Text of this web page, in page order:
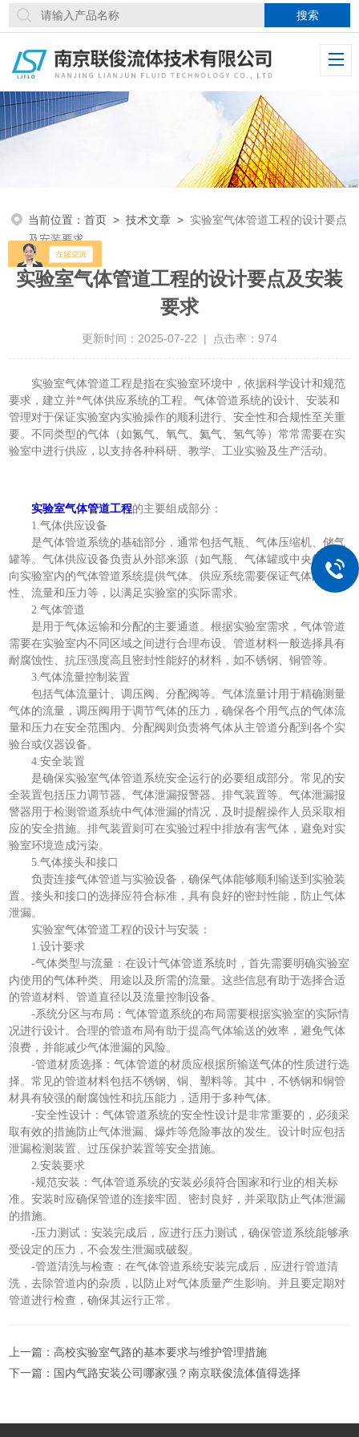
当前位置：首页 >技术文章 > 实验室气体管道工程的设计要点
及安装要求
实验室气体管道工程的设计要点及安装
要求
更新时间：2025-07-22 | 点击率：974
实验室气体管道工程是指在实验室环境中，依据科学设计和规范
要求，建立并*气体供应系统的工程。气体管道系统的设计、安装和
管理对于保证实验室内实验操作的顺利进行、安全性和合规性至关重
要。不同类型的气体（如氮气、氧气、氦气、氢气等）常常需要在实
验室中进行供应，以支持各种科研、教学、工业实验及生产活动。
实验室气体管道工程的主要组成部分：
1.气体供应设备
是气体管道系统的基础部分，通常包括气瓶、气体压缩机、储气
罐等。气体供应设备负责从外部来源（如气瓶、气体罐或中央气源）
向实验室内的气体管道系统提供气体。供应系统需要保证气体的稳定
性、流量和压力等，以满足实验室的实际需求。
2.气体管道
是用于气体运输和分配的主要通道。根据实验室需求，气体管道
需要在实验室内不同区域之间进行合理布设。管道材料一般选择具有
耐腐蚀性、抗压强度高且密封性能好的材料，如不锈钢、铜管等。
3.气体流量控制装置
包括气体流量计、调压阀、分配阀等。气体流量计用于精确测量
气体的流量，调压阀用于调节气体的压力，确保各个用气点的气体流
量和压力在安全范围内。分配阀则负责将气体从主管道分配到各个实
验台或仪器设备。
4.安全装置
是确保实验室气体管道系统安全运行的必要组成部分。常见的安
全装置包括压力调节器、气体泄漏报警器、排气装置等。气体泄漏报
警器用于检测管道系统中气体泄漏的情况，及时提醒操作人员采取相
应的安全措施。排气装置则可在实验过程中排放有害气体，避免对实
验室环境造成污染。
5.气体接头和接口
负责连接气体管道与实验设备，确保气体能够顺利输送到实验装
置。接头和接口的选择应符合标准，具有良好的密封性能，防止气体
泄漏。
实验室气体管道工程的设计与安装：
1.设计要求
-气体类型与流量：在设计气体管道系统时，首先需要明确实验室
内使用的气体种类、用途以及所需的流量。这些信息有助于选择合适
的管道材料、管道直径以及流量控制设备。
-系统分区与布局：气体管道系统的布局需要根据实验室的实际情
况进行设计。合理的管道布局有助于提高气体输送的效率，避免气体
浪费，并能减少气体泄漏的风险。
-管道材质选择：气体管道的材质应根据所输送气体的性质进行选
择。常见的管道材料包括不锈钢、铜、塑料等。其中，不锈钢和铜管
材具有较强的耐腐蚀性和抗压能力，适用于多种气体。
-安全性设计：气体管道系统的安全性设计是非常重要的，必须采
取有效的措施防止气体泄漏、爆炸等危险事故的发生。设计时应包括
泄漏检测装置、过压保护装置等安全措施。
2.安装要求
-规范安装：气体管道系统的安装必须符合国家和行业的相关标
准。安装时应确保管道的连接牢固、密封良好，并采取防止气体泄漏
的措施。
-压力测试：安装完成后，应进行压力测试，确保管道系统能够承
受设定的压力，不会发生泄漏或破裂。
-管道清洗与检查：在气体管道系统安装完成后，应进行管道清
洗，去除管道内的杂质，以防止对气体质量产生影响。并且要定期对
管道进行检查，确保其运行正常。
上一篇：高校实验室气路的基本要求与维护管理措施
下一篇： 国内气路安装公司哪家强？南京联俊流体值得选择